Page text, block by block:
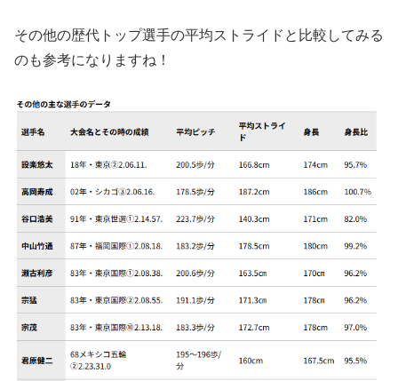
その他の歴代トップ選手の平均ストライドと比較してみる
のも参考になりますね！